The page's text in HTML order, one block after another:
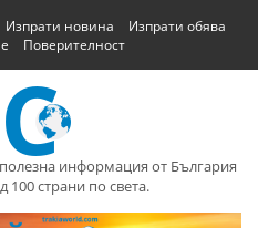
Изпрати новина
Изпрати обява
Поверителност
информация от България
100 страни по света.